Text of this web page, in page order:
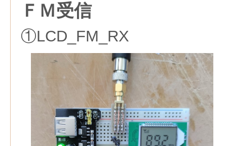
ＦＭ受信
①LCD_FM_RX